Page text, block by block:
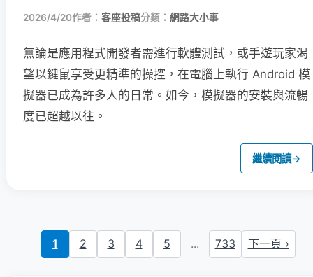
2026/4/20作者： 客座投稿分類： 網路大小事
無論是應用程式開發者需進行軟體測試，或手遊玩家渴
望以鍵鼠享受更精準的操控，在電腦上執行 Android 模
擬器已成為許多人的日常。如今，模擬器的安裝與流暢
度已超越以往。
繼續閱讀→
1 2 3 4 5 ... 733 下一頁 ›